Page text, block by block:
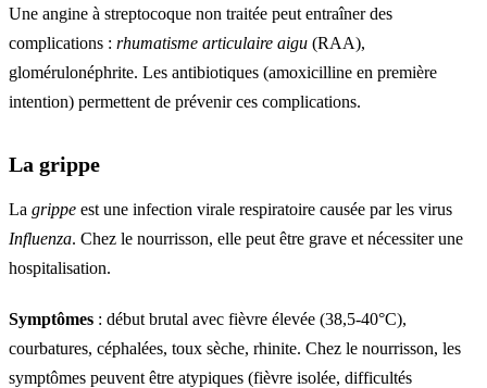
Une angine à streptocoque non traitée peut entraîner des
complications : rhumatisme articulaire aigu (RAA),
glomérulonéphrite. Les antibiotiques (amoxicilline en première
intention) permettent de prévenir ces complications.
La grippe
La grippe est une infection virale respiratoire causée par les virus
Influenza. Chez le nourrisson, elle peut être grave et nécessiter une
hospitalisation.
Symptômes : début brutal avec fièvre élevée (38,5-40°C),
courbatures, céphalées, toux sèche, rhinite. Chez le nourrisson, les
symptômes peuvent être atypiques (fièvre isolée, difficultés